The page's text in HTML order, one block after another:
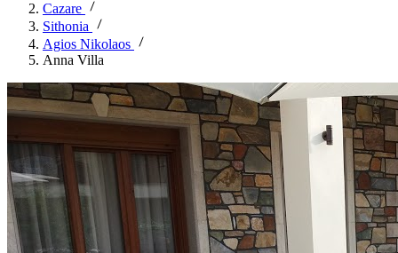
Cazare
Sithonia
Agios Nikolaos
Anna Villa